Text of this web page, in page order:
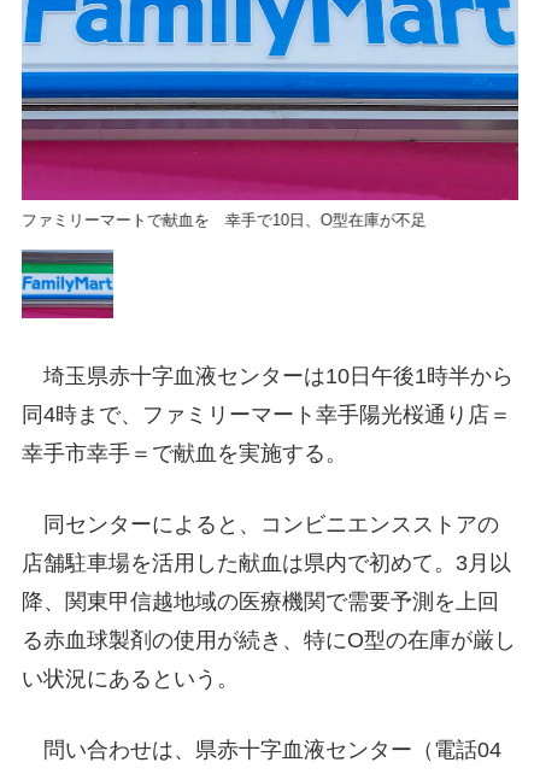
ファミリーマートで献血を 幸手で10日、O型在庫が不足
埼玉県赤十字血液センターは10日午後1時半から
同4時まで、ファミリーマート幸手陽光桜通り店＝
幸手市幸手＝で献血を実施する。
同センターによると、コンビニエンスストアの
店舗駐車場を活用した献血は県内で初めて。3月以
降、関東甲信越地域の医療機関で需要予測を上回
る赤血球製剤の使用が続き、特にO型の在庫が厳し
い状況にあるという。
問い合わせは、県赤十字血液センター（電話04